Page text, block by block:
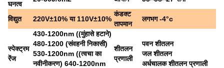
घनत्व
विद्युत 220V±10% या 110V±10%
कंडक्ट
तापमान
लगभग -4°c
स्पेक्ट्रम
रेंज
430-1200nm ((मुंहासे हटाने)
480-1200 (संवहनी निकासी)
530-1200nm ((त्वचा का
नवीनीकरण) 640-1200nm
शीतलन
प्रणाली
पवन शीतलन
जल शीतलन
अर्धचालक शीतलन प्रणाली